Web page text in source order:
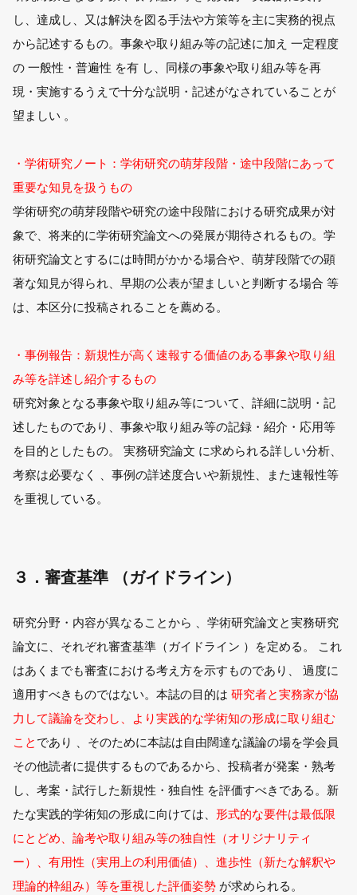
し、達成し、又は解決を図る手法や方策等を主に実務的視点
から記述するもの。事象や取り組み等の記述に加え 一定程度
の 一般性・普遍性 を有 し、同様の事象や取り組み等を再
現・実施するうえで十分な説明・記述がなされていることが
望ましい 。
・学術研究ノート：学術研究の萌芽段階・途中段階にあって
重要な知見を扱うもの
学術研究の萌芽段階や研究の途中段階における研究成果が対
象で、将来的に学術研究論文への発展が期待されるもの。学
術研究論文とするには時間がかかる場合や、萌芽段階での顕
著な知見が得られ、早期の公表が望ましいと判断する場合 等
は、本区分に投稿されることを薦める。
・事例報告：新規性が高く速報する価値のある事象や取り組
み等を詳述し紹介するもの
研究対象となる事象や取り組み等について、詳細に説明・記
述したものであり、事象や取り組み等の記録・紹介・応用等
を目的としたもの。 実務研究論文 に求められる詳しい分析、
考察は必要なく 、事例の詳述度合いや新規性、また速報性等
を重視している。
３．審査基準 （ガイドライン）
研究分野・内容が異なることから 、学術研究論文と実務研究
論文に、それぞれ審査基準（ガイドライン ）を定める。 これ
はあくまでも審査における考え方を示すものであり、 過度に
適用すべきものではない。本誌の目的は研究者と実務家が協
力して議論を交わし、より実践的な学術知の形成に取り組む
こと であり 、そのために本誌は自由闊達な議論の場を学会員
その他読者に提供するものであるから、投稿者が発案・熟考
し、考案・試行した新規性・独自性 を評価すべきである。新
たな実践的学術知の形成に向けては、形式的な要件は最低限
にとどめ、論考や取り組み等の独自性（オリジナリティ
ー）、有用性（実用上の利用価値）、進歩性（新たな解釈や
理論的枠組み）等を重視した評価姿勢 が求められる。